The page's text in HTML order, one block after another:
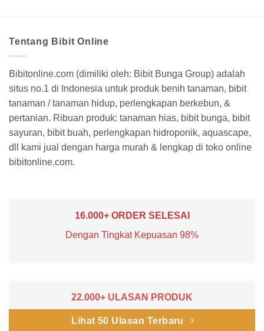
Tentang Bibit Online
Bibitonline.com (dimiliki oleh: Bibit Bunga Group) adalah
situs no.1 di Indonesia untuk produk benih tanaman, bibit
tanaman / tanaman hidup, perlengkapan berkebun, &
pertanian. Ribuan produk: tanaman hias, bibit bunga, bibit
sayuran, bibit buah, perlengkapan hidroponik, aquascape,
dll kami jual dengan harga murah & lengkap di toko online
bibitonline.com.
16.000+ ORDER SELESAI
Dengan Tingkat Kepuasan 98%
22.000+ ULASAN PRODUK
Lihat 50 Ulasan Terbaru